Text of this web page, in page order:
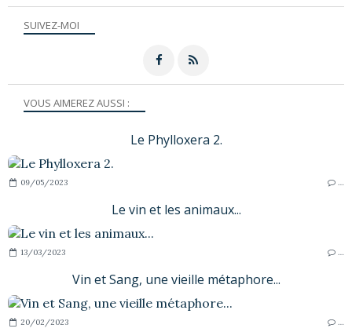
SUIVEZ-MOI
VOUS AIMEREZ AUSSI :
Le Phylloxera 2.
09/05/2023
Le vin et les animaux...
13/03/2023
Vin et Sang, une vieille métaphore...
20/02/2023